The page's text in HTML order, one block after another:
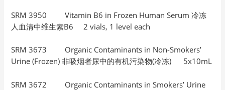
SRM 3950 Vitamin B6 in Frozen Human Serum 冷冻
人血清中维生素B6 2 vials, 1 level each
SRM 3673 Organic Contaminants in Non-Smokers’
Urine (Frozen) 非吸烟者尿中的有机污染物(冷冻) 5x10mL
SRM 3672 Organic Contaminants in Smokers’ Urine